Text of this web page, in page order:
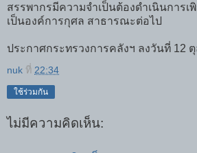
สรรพากรมีความจำเป็นต้องดำเนินการ
เป็นองค์การกุศล สาธารณะต่อไป
ประกาศกระทรวงการคลังฯ ลงวันที่ 12
nuk ที่ 22:34
ใช้ร่วมกัน
ไม่มีความคิดเห็น: